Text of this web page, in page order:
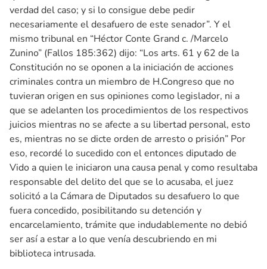
verdad del caso; y si lo consigue debe pedir
necesariamente el desafuero de este senador”. Y el
mismo tribunal en “Héctor Conte Grand c. /Marcelo
Zunino” (Fallos 185:362) dijo: “Los arts. 61 y 62 de la
Constitución no se oponen a la iniciación de acciones
criminales contra un miembro de H.Congreso que no
tuvieran origen en sus opiniones como legislador, ni a
que se adelanten los procedimientos de los respectivos
juicios mientras no se afecte a su libertad personal, esto
es, mientras no se dicte orden de arresto o prisión” Por
eso, recordé lo sucedido con el entonces diputado de
Vido a quien le iniciaron una causa penal y como resultaba
responsable del delito del que se lo acusaba, el juez
solicitó a la Cámara de Diputados su desafuero lo que
fuera concedido, posibilitando su detención y
encarcelamiento, trámite que indudablemente no debió
ser así a estar a lo que venía descubriendo en mi
biblioteca intrusada.